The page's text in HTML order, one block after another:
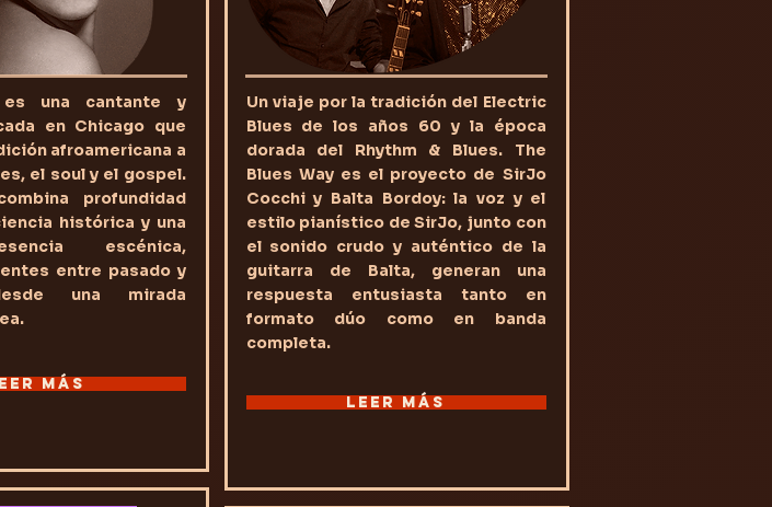
es una cantante y
en Chicago que
afroamericana a
el soul y el gospel.
profundidad
histórica y una
escénica,
entre pasado y
una mirada
MÁS
Un viaje por la tradición del Electric
Blues de los años 60 y la época
dorada del Rhythm & Blues. The
Blues Way es el proyecto de SirJo
Cocchi y Balta Bordoy: la voz y el
estilo pianístico de SirJo, junto con
el sonido crudo y auténtico de la
guitarra de Balta, generan una
respuesta entusiasta tanto en
formato dúo como en banda
completa.
LEER MÁS